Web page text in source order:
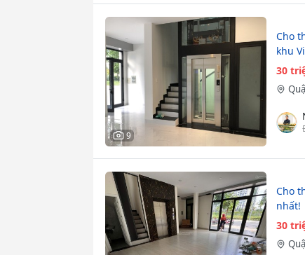
9
Cho
khu
30
Cho
nhất!
30